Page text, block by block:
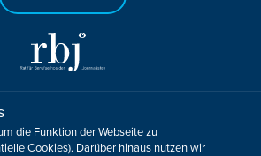
Fragen oder Anmerkungen?
KONTAKTIEREN SIE UNS!
die Funktion der Webseite zu
Cookies). Darüber hinaus nutzen wir